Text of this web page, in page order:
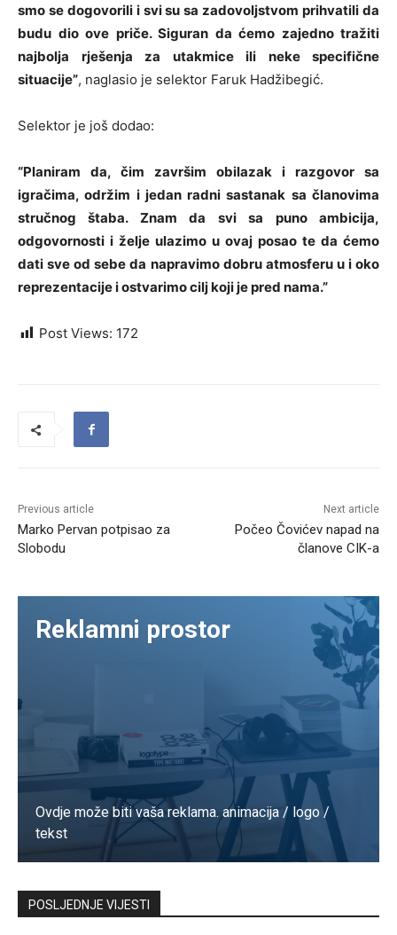
smo se dogovorili i svi su sa zadovoljstvom prihvatili da
budu dio ove priče. Siguran da ćemo zajedno tražiti
najbolja rješenja za utakmice ili neke specifične
situacije”, naglasio je selektor Faruk Hadžibegić.
Selektor je još dodao:
“Planiram da, čim završim obilazak i razgovor sa
igračima, održim i jedan radni sastanak sa članovima
stručnog štaba. Znam da svi sa puno ambicija,
odgovornosti i želje ulazimo u ovaj posao te da ćemo
dati sve od sebe da napravimo dobru atmosferu u i oko
reprezentacije i ostvarimo cilj koji je pred nama.”
Post Views: 172
Previous article
Marko Pervan potpisao za
Slobodu
Next article
Počeo Čovićev napad na
članove CIK-a
Reklamni prostor
Ovdje može biti vaša reklama. animacija / logo /
tekst
Kontaktirajte nas
POSLJEDNJE VIJESTI